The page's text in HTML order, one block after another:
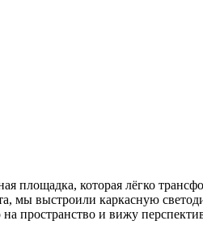
которая лёгко
мы выстроили каркасную
пространство и вижу